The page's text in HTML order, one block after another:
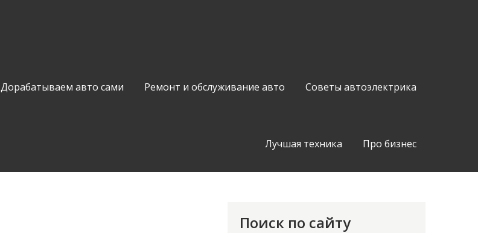
Дорабатываем авто сами Ремонт и обслуживание авто Советы автоэлектрика
Лучшая техника Про бизнес
Поиск по сайту